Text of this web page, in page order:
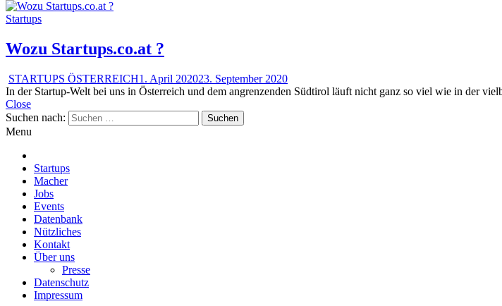
Startups
Wozu Startups.co.at ?
STARTUPS ÖSTERREICH1. April 202023. September 2020
In der Startup-Welt bei uns in Österreich und dem angrenzenden Südtirol läuft nicht ganz so viel wie in der
Close
Suchen nach:
Menu
Startups
Macher
Jobs
Events
Datenbank
Nützliches
Kontakt
Über uns
Presse
Datenschutz
Impressum